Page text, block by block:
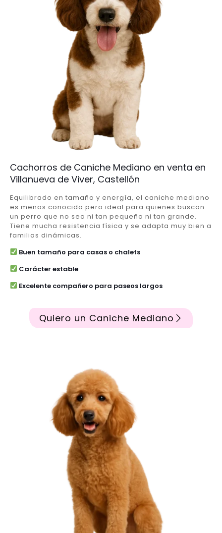
Cachorros de Caniche Mediano en venta en
Villanueva de Viver, Castellón
Equilibrado en tamaño y energía, el caniche mediano
es menos conocido pero ideal para quienes buscan
un perro que no sea ni tan pequeño ni tan grande.
Tiene mucha resistencia física y se adapta muy bien a
familias dinámicas.
Buen tamaño para casas o chalets
Carácter estable
Excelente compañero para paseos largos
Quiero un Caniche Mediano